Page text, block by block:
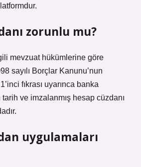
zorunlu mu?
mevzuat hükümlerine göre
sayılı Borçlar Kanunu’nun
fıkrası uyarınca banka
ve imzalanmış hesap cüzdanı
uygulamaları